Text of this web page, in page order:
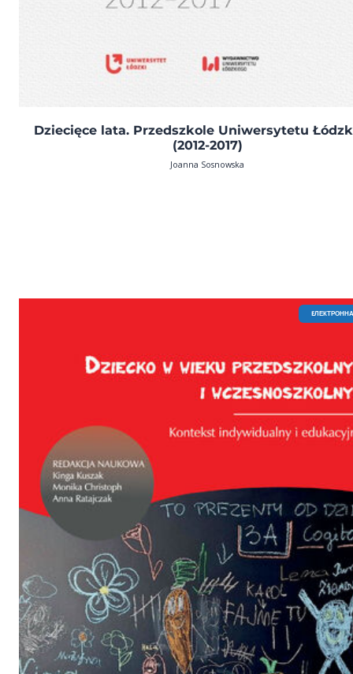
Dziecięce lata. Przedszkole Uniwersytetu
(2012-2017)
Joanna Sosnowska